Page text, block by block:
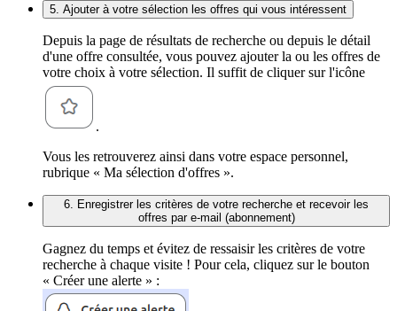
5. Ajouter à votre sélection les offres qui vous intéressent
Depuis la page de résultats de recherche ou depuis le détail
d'une offre consultée, vous pouvez ajouter la ou les offres de
votre choix à votre sélection. Il suffit de cliquer sur l'icône
.
Vous les retrouverez ainsi dans votre espace personnel,
rubrique « Ma sélection d'offres ».
6. Enregistrer les critères de votre recherche et recevoir les
offres par e-mail (abonnement)
Gagnez du temps et évitez de ressaisir les critères de votre
recherche à chaque visite ! Pour cela, cliquez sur le bouton
« Créer une alerte » :